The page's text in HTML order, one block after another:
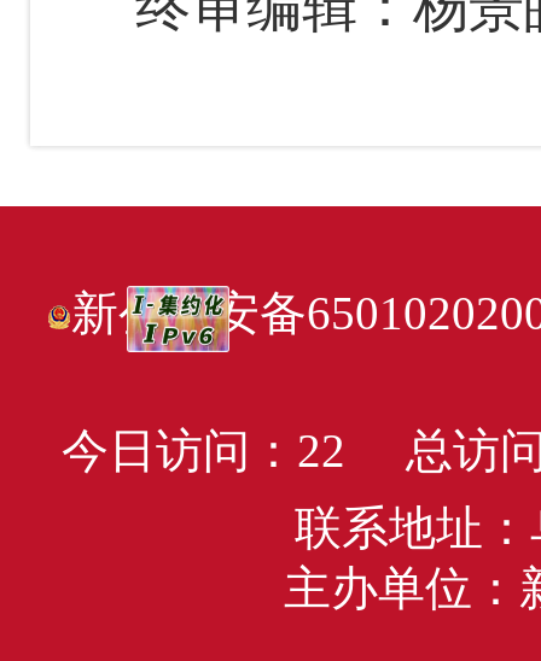
新公网安备
今日访问： 22 总访
联系地址
主办单位：